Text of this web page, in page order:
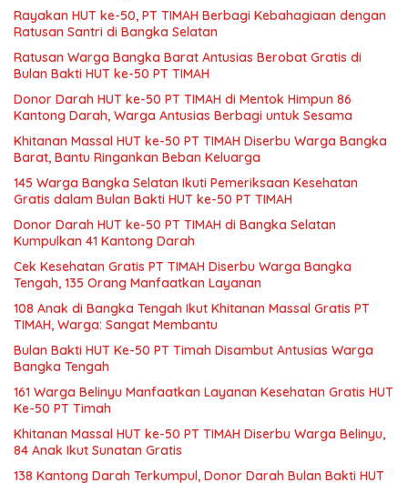
Rayakan HUT ke-50, PT TIMAH Berbagi Kebahagiaan dengan
Ratusan Santri di Bangka Selatan
Ratusan Warga Bangka Barat Antusias Berobat Gratis di
Bulan Bakti HUT ke-50 PT TIMAH
Donor Darah HUT ke-50 PT TIMAH di Mentok Himpun 86
Kantong Darah, Warga Antusias Berbagi untuk Sesama
Khitanan Massal HUT ke-50 PT TIMAH Diserbu Warga Bangka
Barat, Bantu Ringankan Beban Keluarga
145 Warga Bangka Selatan Ikuti Pemeriksaan Kesehatan
Gratis dalam Bulan Bakti HUT ke-50 PT TIMAH
Donor Darah HUT ke-50 PT TIMAH di Bangka Selatan
Kumpulkan 41 Kantong Darah
Cek Kesehatan Gratis PT TIMAH Diserbu Warga Bangka
Tengah, 135 Orang Manfaatkan Layanan
108 Anak di Bangka Tengah Ikut Khitanan Massal Gratis PT
TIMAH, Warga: Sangat Membantu
Bulan Bakti HUT Ke-50 PT Timah Disambut Antusias Warga
Bangka Tengah
161 Warga Belinyu Manfaatkan Layanan Kesehatan Gratis HUT
Ke-50 PT Timah
Khitanan Massal HUT ke-50 PT TIMAH Diserbu Warga Belinyu,
84 Anak Ikut Sunatan Gratis
138 Kantong Darah Terkumpul, Donor Darah Bulan Bakti HUT